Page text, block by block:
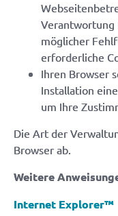
Verantwortung
möglicher
erforderliche
Ihren Browser
Installation
um Ihre
Die Art der
Browser ab.
Weitere
Internet Explorer™